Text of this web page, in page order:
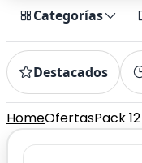
Categorías
Destacados
HomeOfertasPack